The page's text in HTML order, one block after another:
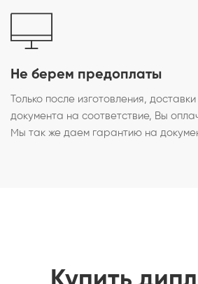
Не берем предоплаты
Только после изготовления,
документа на соответствие, Вы
Мы так же даем гарантию на